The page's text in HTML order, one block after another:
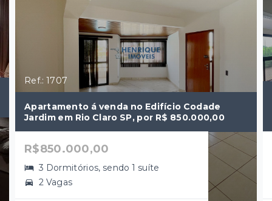
Ref.: 1707
Apartamento á venda no Edifício Codade
Jardim em Rio Claro SP, por R$ 850.000,00
R$850.000,00
3 Dormitórios, sendo 1 suíte
2 Vagas